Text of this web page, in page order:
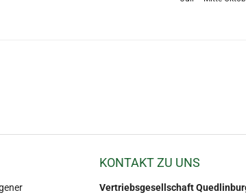
KONTAKT ZU UNS
Vertriebsgesellschaft